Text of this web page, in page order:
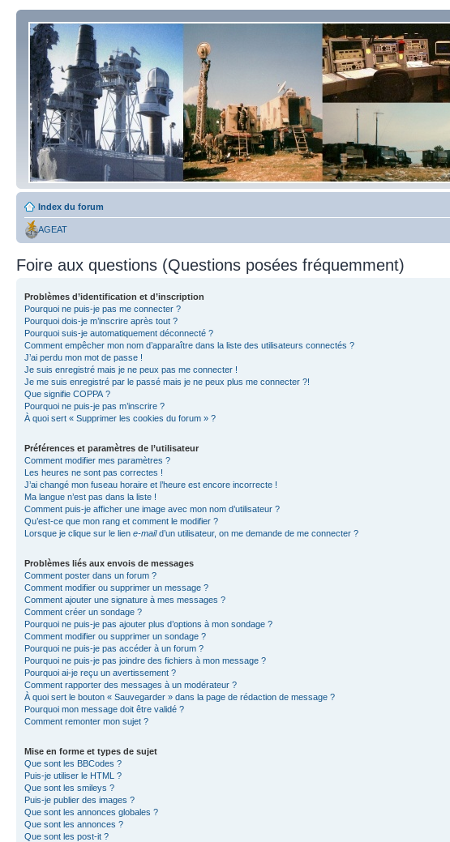
Index du forum
AGEAT
Foire aux questions (Questions posées fréquemment)
Problèmes d’identification et d’inscription
Pourquoi ne puis-je pas me connecter ?
Pourquoi dois-je m’inscrire après tout ?
Pourquoi suis-je automatiquement déconnecté ?
Comment empêcher mon nom d’apparaître dans la liste des utilisateurs connectés ?
J’ai perdu mon mot de passe !
Je suis enregistré mais je ne peux pas me connecter !
Je me suis enregistré par le passé mais je ne peux plus me connecter ?!
Que signifie COPPA ?
Pourquoi ne puis-je pas m’inscrire ?
À quoi sert « Supprimer les cookies du forum » ?
Préférences et paramètres de l’utilisateur
Comment modifier mes paramètres ?
Les heures ne sont pas correctes !
J’ai changé mon fuseau horaire et l’heure est encore incorrecte !
Ma langue n’est pas dans la liste !
Comment puis-je afficher une image avec mon nom d’utilisateur ?
Qu’est-ce que mon rang et comment le modifier ?
Lorsque je clique sur le lien e-maild’un utilisateur, on me demande de me connecter ?
Problèmes liés aux envois de messages
Comment poster dans un forum ?
Comment modifier ou supprimer un message ?
Comment ajouter une signature à mes messages ?
Comment créer un sondage ?
Pourquoi ne puis-je pas ajouter plus d’options à mon sondage ?
Comment modifier ou supprimer un sondage ?
Pourquoi ne puis-je pas accéder à un forum ?
Pourquoi ne puis-je pas joindre des fichiers à mon message ?
Pourquoi ai-je reçu un avertissement ?
Comment rapporter des messages à un modérateur ?
À quoi sert le bouton « Sauvegarder » dans la page de rédaction de message ?
Pourquoi mon message doit être validé ?
Comment remonter mon sujet ?
Mise en forme et types de sujet
Que sont les BBCodes ?
Puis-je utiliser le HTML ?
Que sont les smileys ?
Puis-je publier des images ?
Que sont les annonces globales ?
Que sont les annonces ?
Que sont les post-it ?